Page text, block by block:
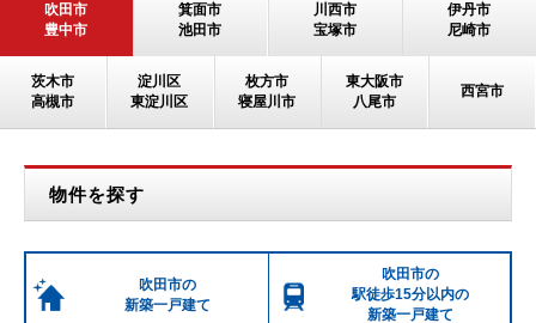
吹田市
豊中市
箕面市
池田市
川西市
宝塚市
伊丹市
尼崎市
茨木市
高槻市
淀川区
東淀川区
枚方市
寝屋川市
東大阪市
八尾市
西宮市
物件を探す
吹田市の
新築一戸建て
吹田市の
駅徒歩15分以内の
新築一戸建て